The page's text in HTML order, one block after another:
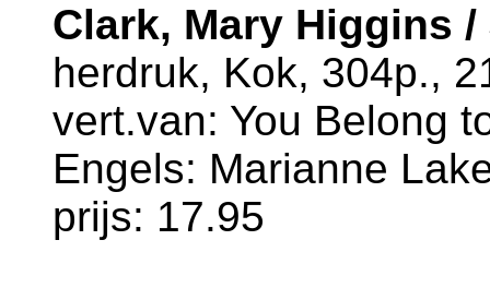
Clark, Mary Higgins
herdruk, Kok, 304p.,
vert.van: You Belong
Engels: Marianne
prijs: 17.95